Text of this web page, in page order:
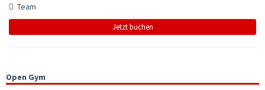
Team
Jetzt buchen
Open Gym